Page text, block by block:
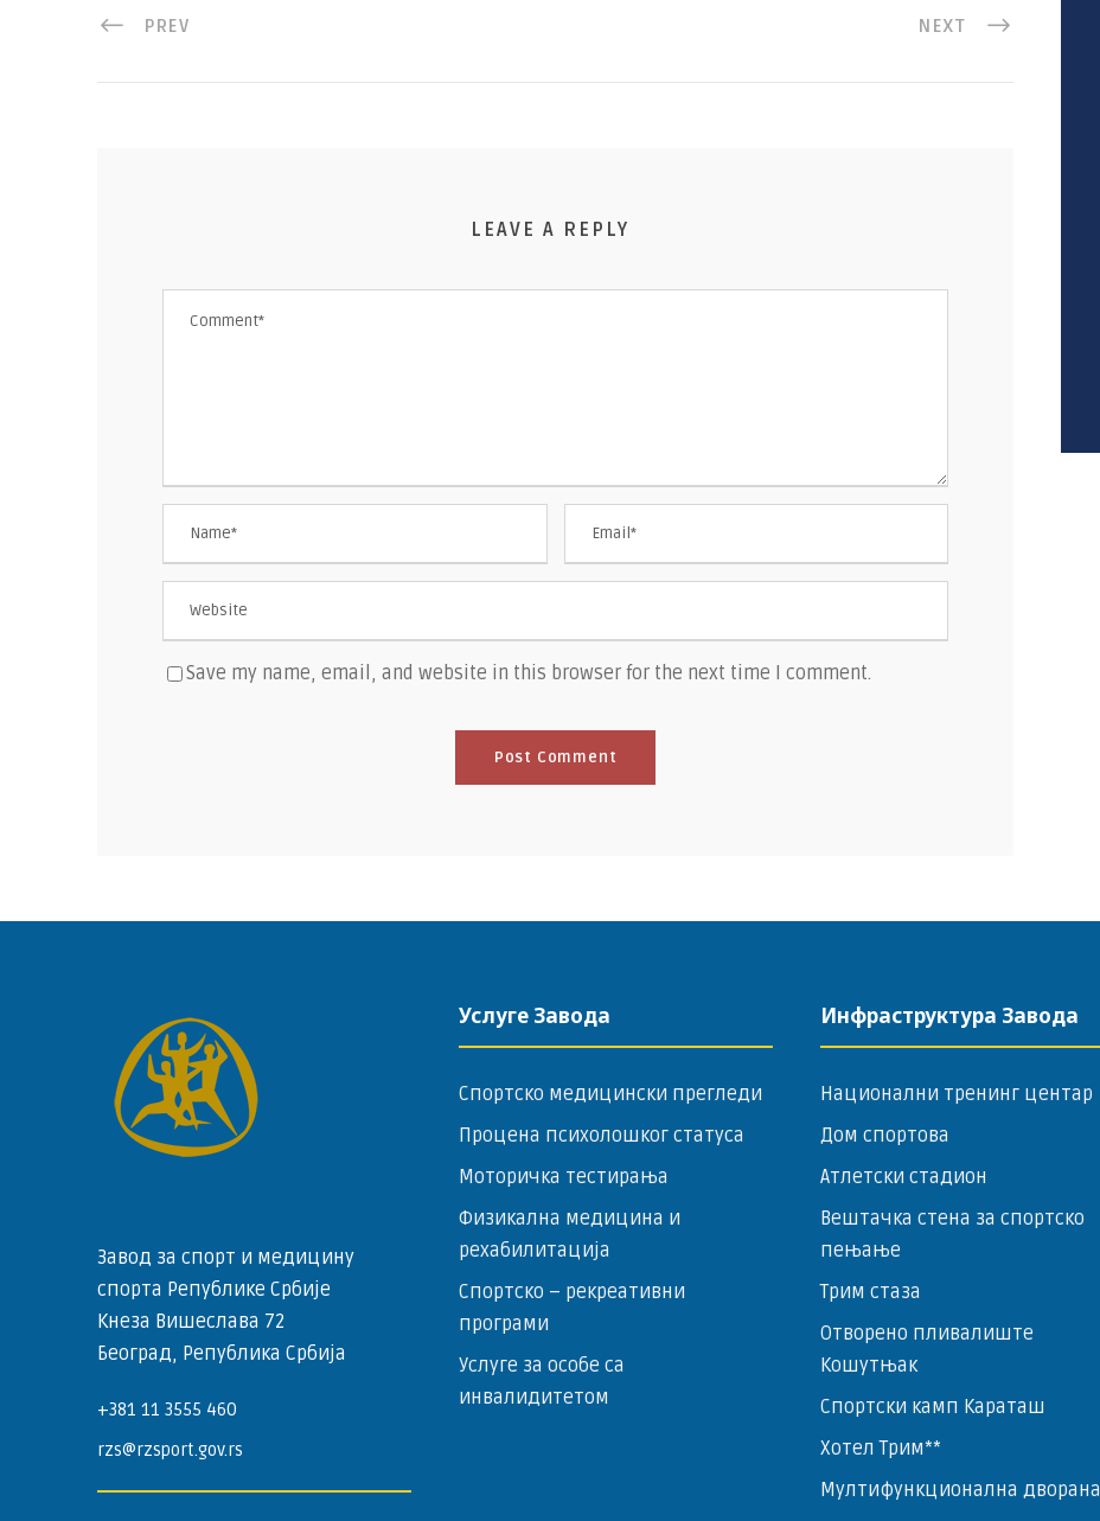
PREV NEXT
LEAVE A REPLY
Save my name, email, and website in this browser for the next time I comment.
Завод за спорт и медицину
спорта Републике Србије
Кнеза Вишеслава 72
Београд, Република Србија
+381 11 3555 460
rzs@rzsport.gov.rs
Услуге Завода
Спортско медицински прегледи
Процена психолошког статуса
Моторичка тестирања
Физикална медицина и
рехабилитација
Спортско – ­рекреативни
програми
Услуге за особе са
инвалидитетом
Инфраструктура Завода
Национални тренинг центар
Дом спортова
Атлетски стадион
Вештачка стена за спортско
пењање
Трим стаза
Отворено пливалиште
Кошутњак
Спортски камп Караташ
Хотел Трим**
Мултифункционална дворана